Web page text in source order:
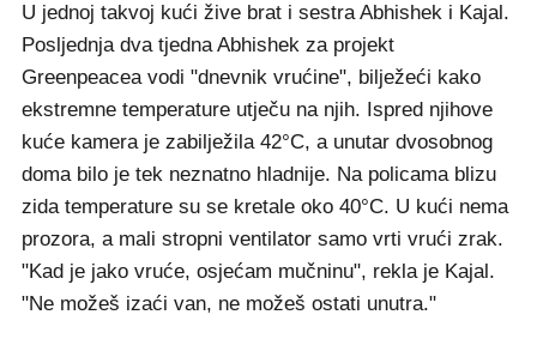
U jednoj takvoj kući žive brat i sestra Abhishek i Kajal.
Posljednja dva tjedna Abhishek za projekt
Greenpeacea vodi "dnevnik vrućine", bilježeći kako
ekstremne temperature utječu na njih. Ispred njihove
kuće kamera je zabilježila 42°C, a unutar dvosobnog
doma bilo je tek neznatno hladnije. Na policama blizu
zida temperature su se kretale oko 40°C. U kući nema
prozora, a mali stropni ventilator samo vrti vrući zrak.
"Kad je jako vruće, osjećam mučninu", rekla je Kajal.
"Ne možeš izaći van, ne možeš ostati unutra."